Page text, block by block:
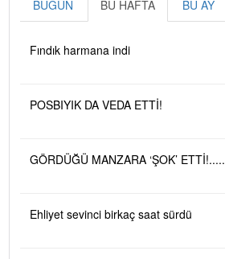
BUGÜN BU HAFTA BU AY
Fındık harmana indi
POSBIYIK DA VEDA ETTİ!
GÖRDÜĞÜ MANZARA ‘ŞOK’ ETTİ!.....
Ehliyet sevinci birkaç saat sürdü